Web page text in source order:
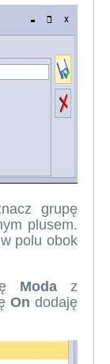
grupę
plusem.
polu obok
Moda z
On dodaję